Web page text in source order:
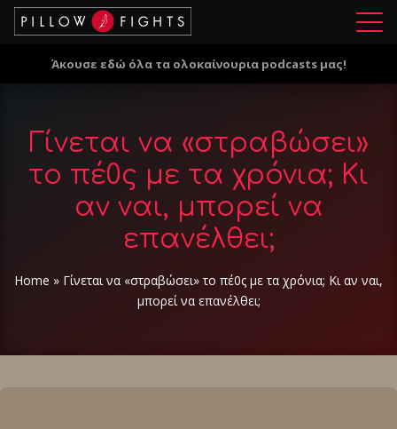
Μ
ο
Άκουσε εδώ όλα τα ολοκαίνουρια podcasts μας!
Γίνεται να «στραβώσει»
το πέ0ς με τα χρόνια; Κι
αν ναι, μπορεί να
επανέλθει;
Home » Γίνεται να «στραβώσει» το πέ0ς με τα χρόνια; Κι αν ναι,
μπορεί να επανέλθει;